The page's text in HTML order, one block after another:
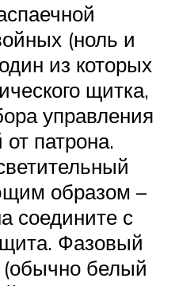
(ноль и
из которых
щитка,
управления
патрона.
образом –
соедините с
Фазовый
белый